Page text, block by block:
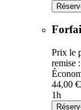
Prix le
remise
44,00 €
1h